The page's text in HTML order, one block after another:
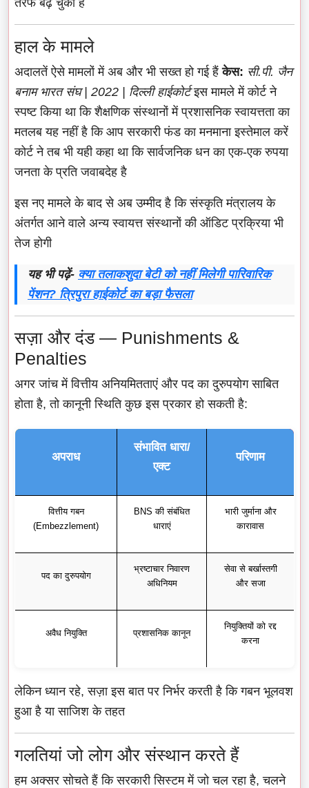
हाल के मामले
अदालतें ऐसे मामलों में अब और भी सख्त हो गई हैंकेस: सी.पी. जैन
बनाम भारत संघ | 2022 | दिल्ली हाईकोर्टइस मामले में कोर्ट ने
स्पष्ट किया था कि शैक्षणिक संस्थानों में प्रशासनिक स्वायत्तता का
मतलब यह नहीं है कि आप सरकारी फंड का मनमाना इस्तेमाल करें
कोर्ट ने तब भी यही कहा था कि सार्वजनिक धन का एक-एक रुपया
जनता के प्रति जवाबदेह है
इस नए मामले के बाद से अब उम्मीद है कि संस्कृति मंत्रालय के
अंतर्गत आने वाले अन्य स्वायत्त संस्थानों की ऑडिट प्रक्रिया भी
तेज होगी
यह भी पढ़ें- क्या तलाकशुदा बेटी को नहीं मिलेगी पारिवारिक
पेंशन? त्रिपुरा हाईकोर्ट का बड़ा फैसला
सज़ा और दंड — Punishments &
Penalties
अगर जांच में वित्तीय अनियमितताएं और पद का दुरुपयोग साबित
होता है, तो कानूनी स्थिति कुछ इस प्रकार हो सकती है:
अपराध
संभावित धारा/
एक्ट
परिणाम
वित्तीय गबन
(Embezzlement)
BNS की संबंधित
धाराएं
भारी जुर्माना और
कारावास
पद का दुरुपयोग
भ्रष्टाचार निवारण
अधिनियम
सेवा से बर्खास्तगी
और सजा
अवैध नियुक्ति प्रशासनिक कानून
नियुक्तियों को रद्द
करना
लेकिन ध्यान रहे, सज़ा इस बात पर निर्भर करती है कि गबन भूलवश
हुआ है या साजिश के तहत
गलतियां जो लोग और संस्थान करते हैं
हम अक्सर सोचते हैं कि सरकारी सिस्टम में जो चल रहा है, चलने